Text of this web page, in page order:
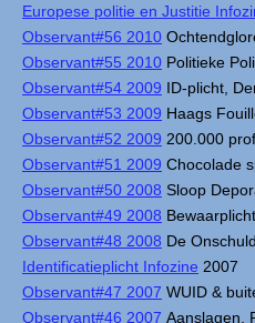
Europese politie en Justitie
Observant#56 2010
Observant#55 2010 Politieke
Observant#54 2009 ID-plicht,
Observant#53 2009 Haags
Observant#52 2009 200.000
Observant#51 2009 Chocolade
Observant#50 2008 Sloop
Observant#49 2008
Observant#48 2008 De
Identificatieplicht Infozine 2007
Observant#47 2007 WUID &
Observant#46 2007 Aanslagen,